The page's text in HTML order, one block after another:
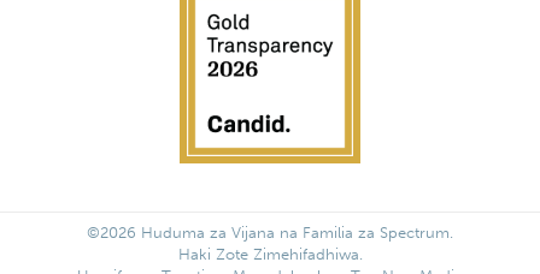
©2026 Huduma za Vijana na Familia za Spectrum.
Haki Zote Zimehifadhiwa.